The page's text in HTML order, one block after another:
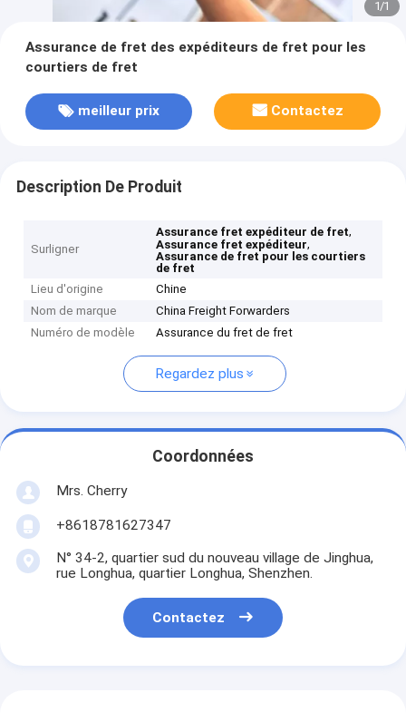
1/1
Assurance de fret des expéditeurs de fret pour les
courtiers de fret
meilleur prix Contactez
Description De Produit
Surligner
Assurance fret expéditeur de fret,
Assurance fret expéditeur,
Assurance de fret pour les courtiers
de fret
Lieu d'origine
Chine
Nom de marque
China Freight Forwarders
Numéro de modèle
Assurance du fret de fret
Regardez plus
Coordonnées
Mrs. Cherry
+8618781627347
N° 34-2, quartier sud du nouveau village de Jinghua,
rue Longhua, quartier Longhua, Shenzhen.
Contactez